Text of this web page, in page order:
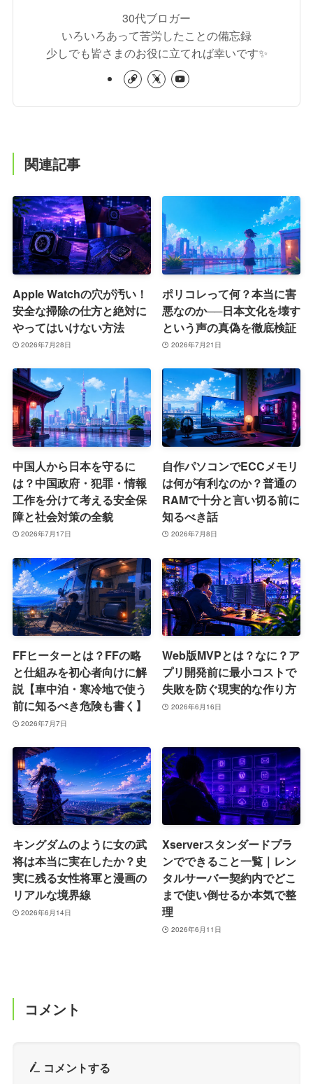
30代ブロガー
いろいろあって苦労したことの備忘録
少しでも皆さまのお役に立てれば幸いです✨
関連記事
Apple Watchの穴が汚い！
安全な掃除の仕方と絶対に
やってはいけない方法
2026年7月28日
ポリコレって何？本当に害
悪なのか──日本文化を壊す
という声の真偽を徹底検証
2026年7月21日
中国人から日本を守るに
は？中国政府・犯罪・情報
工作を分けて考える安全保
障と社会対策の全貌
2026年7月17日
自作パソコンでECCメモリ
は何が有利なのか？普通の
RAMで十分と言い切る前に
知るべき話
2026年7月8日
FFヒーターとは？FFの略
と仕組みを初心者向けに解
説【車中泊・寒冷地で使う
前に知るべき危険も書く】
2026年7月7日
Web版MVPとは？なに？ア
プリ開発前に最小コストで
失敗を防ぐ現実的な作り方
2026年6月16日
キングダムのように女の武
将は本当に実在したか？史
実に残る女性将軍と漫画の
リアルな境界線
2026年6月14日
Xserverスタンダードプラ
ンでできること一覧｜レン
タルサーバー契約内でどこ
まで使い倒せるか本気で整
理
2026年6月11日
コメント
コメントする